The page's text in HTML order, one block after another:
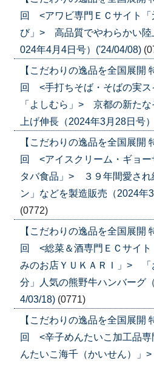
回 <アワビ専門ＥＣサイト
び」> 高品質でやわらかい陸
024年4月4日号）('24/04/08)
【こだわりの逸品を全国展開
回 <手打ちそば・そばの実ス
「よしむら」> 京都の新たな
上げ伸長（2024年3月28日号
【こだわりの逸品を全国展開
回 <アイスクリーム・ギョー
タバ食品」> ３９年間愛され
ン」などを製造販売（2024年
(0772)
【こだわりの逸品を全国展開
回 <総菜＆酒専門ＥＣサイト
みのお店ＹＵＫＡＲＩ」> 「
分」人気の熊野牛ハンバーグ
4/03/18) (0771)
【こだわりの逸品を全国展開
回 <辛子めんたいこ加工品専
んたいこ海千（かいせん）